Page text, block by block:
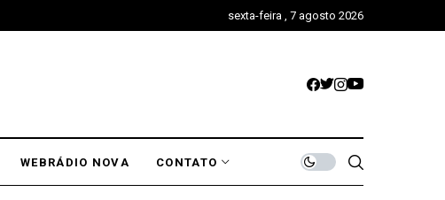
sexta-feira , 7 agosto 2026
WEBRÁDIO NOVA CONTATO